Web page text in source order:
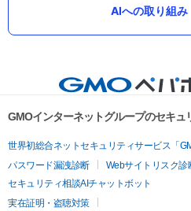
AIへの取り組み
GMOインターネットグループのセキュ
世界初総合ネットセキュリティサービス「
パスワード漏洩診断
Webサイトリスク診
セキュリティ相談AIチャットボット
実在証明・盗聴対策